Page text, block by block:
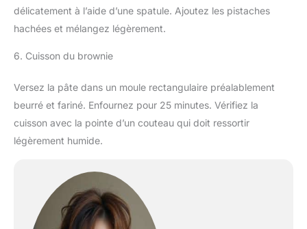
délicatement à l’aide d’une spatule. Ajoutez les pistaches
hachées et mélangez légèrement.
6. Cuisson du brownie
Versez la pâte dans un moule rectangulaire préalablement
beurré et fariné. Enfournez pour 25 minutes. Vérifiez la
cuisson avec la pointe d’un couteau qui doit ressortir
légèrement humide.